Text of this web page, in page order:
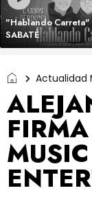
"Hablando Carreta"
SABATÉ
Actualidad
MUSIC